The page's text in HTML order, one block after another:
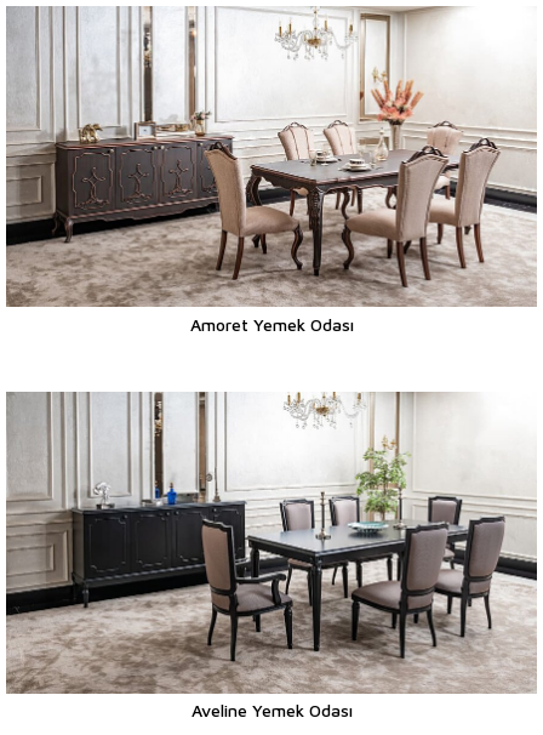
Amoret Yemek Odası
Aveline Yemek Odası